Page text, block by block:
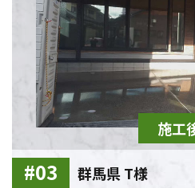
群馬県 T様